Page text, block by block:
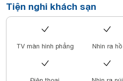
Tiện nghi khách sạn
TV màn hình phẳng Nhìn ra hồ